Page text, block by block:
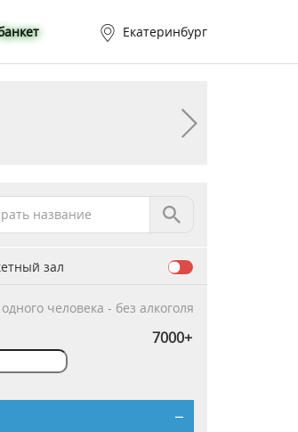
Екатеринбург
зал
человека - без алкоголя